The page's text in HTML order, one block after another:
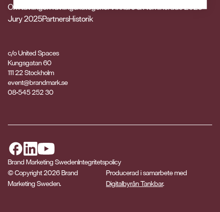
Om tävlingenTävlingskategorierVinnare & Nominerade 2025
Jury 2025PartnersHistorik
c/o United Spaces
Kungsgatan 60
111 22 Stockholm
event@brandmark.se
08-545 252 30
© Copyright 2026 Brand
Marketing Sweden.
Producerad i samarbete med
Digitalbyrån Tankbar.
Brand Marketing SwedenIntegritetspolicy
facebook